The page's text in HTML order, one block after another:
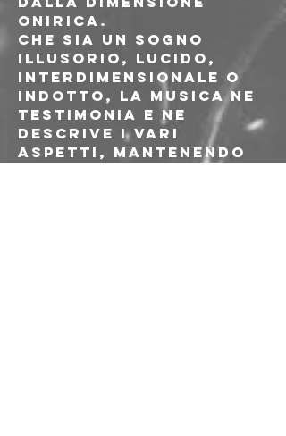
onirica.
Che sia un sogno
illusorio, lucido,
interdimensionale o
indotto, la musica ne
testimonia e ne
descrive i vari
aspetti, mantenendo